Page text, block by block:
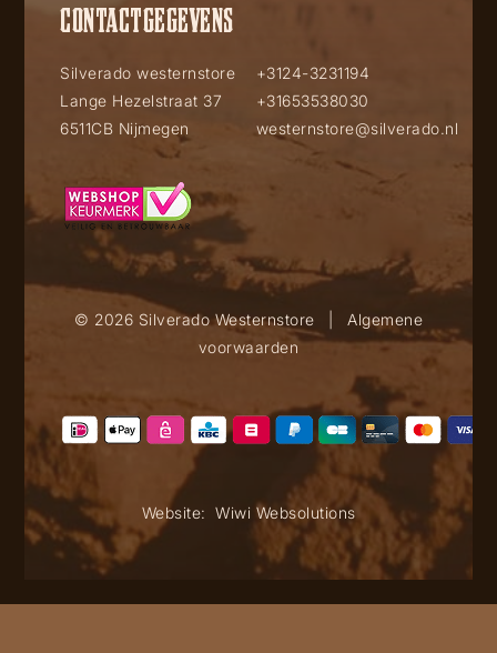
CONTACTGEGEVENS
Silverado westernstore
Lange Hezelstraat 37
6511CB Nijmegen
+3124-3231194
+31653538030
westernstore@silverado.nl
© 2026 Silverado Westernstore
Algemene
voorwaarden
Website: Wiwi Websolutions